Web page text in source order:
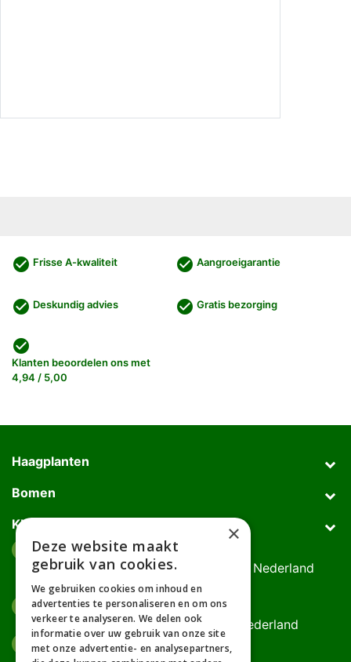
check_circle Frisse A-kwaliteit check_circle Aangroeigarantie
check_circle Deskundig advies check_circle Gratis bezorging
check_circle
Klanten beoordelen ons met
4,94 / 5,00
Haagplanten
Bomen
Klantenservice
Afhaaladres
Deurningerweg 50, 7623 AH Borne, Nederland
(op afspraak!)
Kantooradres
Bornsedijk 60, 7559 PT Hengelo, Nederland
085-0475588
×
Deze website maakt
gebruik van cookies.
We gebruiken cookies om inhoud en
advertenties te personaliseren en om ons
verkeer te analyseren. We delen ook
informatie over uw gebruik van onze site
met onze advertentie- en analysepartners,